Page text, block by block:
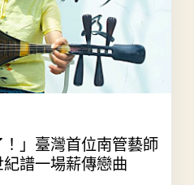
！」臺灣首位南管藝師
譜一場薪傳戀曲